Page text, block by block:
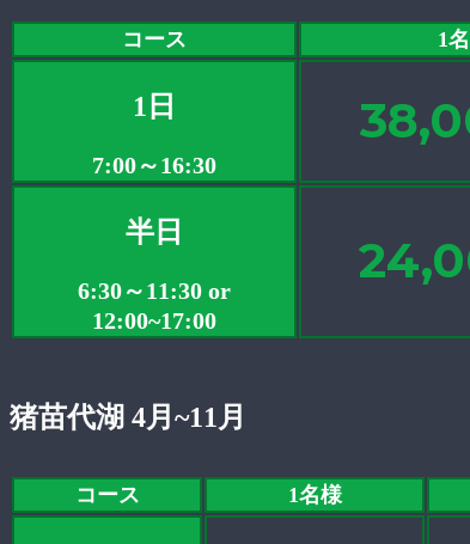
コース 1
1日
7:00～16:30
半日
6:30～11:30 or
12:00~17:00
猪苗代湖 4月~11月
コース 1名様